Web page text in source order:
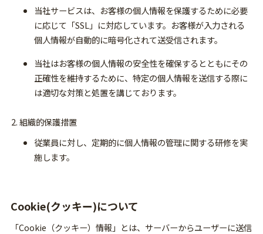
当社サービスは、お客様の個人情報を保護するために必要
に応じて「SSL」に対応しています。お客様が入力される
個人情報が自動的に暗号化されて送受信されます。
当社はお客様の個人情報の安全性を確保するとともにその
正確性を維持するために、特定の個人情報を送信する際に
は適切な対策と処置を講じております。
組織的保護措置
従業員に対し、定期的に個人情報の管理に関する研修を実
施します。
Cookie(クッキー)について
「Cookie（クッキー）情報」とは、サーバーからユーザーに送信